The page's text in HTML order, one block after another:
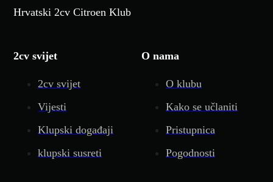
Hrvatski 2cv Citroen Klub
2cv svijet
2cv svijet
Vijesti
Klupski događaji
klupski susreti
O nama
O klubu
Kako se učlaniti
Pristupnica
Pogodnosti